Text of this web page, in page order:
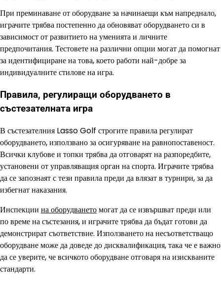
При преминаване от оборудване за начинаещи към напреднало,
играчите трябва постепенно да обновяват оборудването си в
зависимост от развитието на уменията и личните
предпочитания. Тестовете на различни опции могат да помогнат
за идентифициране на това, което работи най-добре за
индивидуалните стилове на игра.
Правила, регулиращи оборудването в
състезателната игра
В състезателния Lasso Golf строгите правила регулират
оборудването, използвано за осигуряване на равнопоставеност.
Всички клубове и топки трябва да отговарят на разпоредбите,
установени от управляващия орган на спорта. Играчите трябва
да се запознаят с тези правила преди да влязат в турнири, за да
избегнат наказания.
Инспекции на оборудванетомогат да се извършват преди или
по време на състезания, и играчите трябва да бъдат готови да
демонстрират съответствие. Използването на несъответстващо
оборудване може да доведе до дисквалификация, така че е важно
да се уверите, че всичкото оборудване отговаря на изискваните
стандарти.